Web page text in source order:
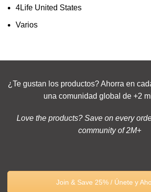
4Life United States
Varios
¿Te gustan los productos? Ahorra en
una comunidad global de +2
Love the products? Save on every
community of 2M+
Join & Save 25% / Únete y